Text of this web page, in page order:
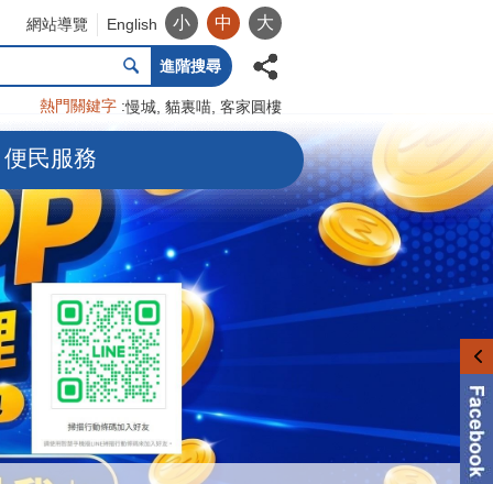
網站導覽 English 小 中 大
進階搜尋
熱門關鍵字 慢城 貓裏喵 客家圓樓
便民服務